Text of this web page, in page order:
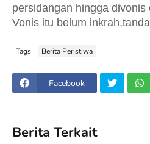
persidangan hingga divonis
Vonis itu belum
Tags Berita Peristiwa
Facebook
Berita Terkait